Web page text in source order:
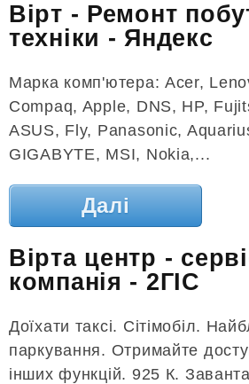
Вірт - Ремонт
техніки - Яндекс
Марка комп'ютера: Acer,
Compaq, Apple, DNS, HP,
ASUS, Fly, Panasonic,
GIGABYTE, MSI, Nokia,...
Далі
Вірта центр -
компанія - 2ГІС
Доїхати таксі. Сітімобіл.
паркування. Отримайте
інших функцій. 925 К.